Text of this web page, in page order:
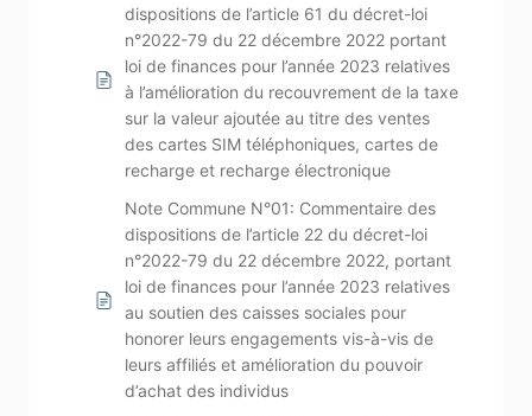
dispositions de l’article 61 du décret-loi
n°2022-79 du 22 décembre 2022 portant
loi de finances pour l’année 2023 relatives
à l’amélioration du recouvrement de la taxe
sur la valeur ajoutée au titre des ventes
des cartes SIM téléphoniques, cartes de
recharge et recharge électronique
Note Commune N°01: Commentaire des
dispositions de l’article 22 du décret-loi
n°2022-79 du 22 décembre 2022, portant
loi de finances pour l’année 2023 relatives
au soutien des caisses sociales pour
honorer leurs engagements vis-à-vis de
leurs affiliés et amélioration du pouvoir
d’achat des individus